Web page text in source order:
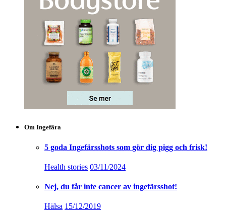
Om Ingefära
5 goda Ingefärsshots som gör dig pigg och frisk!
Health stories 03/11/2024
Nej, du får inte cancer av ingefärsshot!
Hälsa 15/12/2019